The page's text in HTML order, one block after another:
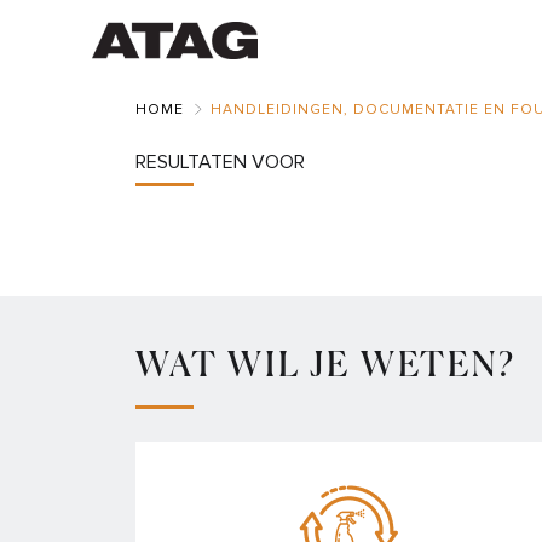
HOME HANDLEIDINGEN, DOCUMENTATIE EN
RESULTATEN VOOR
WAT WIL JE WETEN?